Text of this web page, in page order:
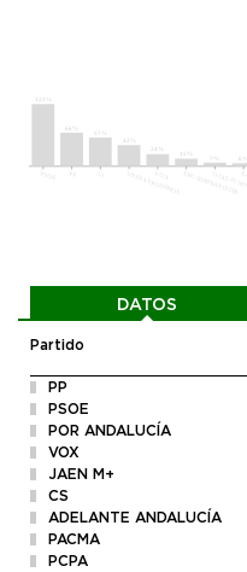
DATOS
Partido
PP
PSOE
POR ANDALUCÍA
VOX
JAEN M+
CS
ADELANTE ANDALUCÍA
PACMA
PCPA